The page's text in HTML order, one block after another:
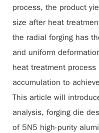
process, the product
size after heat
the radial forging has
and uniform
heat treatment
accumulation to
This article will
analysis, forging die
of 5N5 high-purity